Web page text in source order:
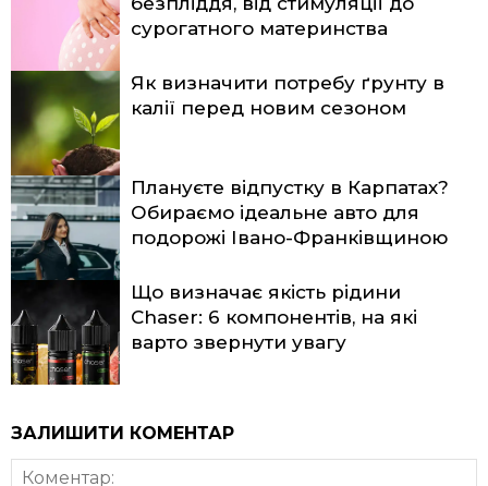
сурогатного материнства
Як визначити потребу ґрунту в
калії перед новим сезоном
Плануєте відпустку в Карпатах?
Обираємо ідеальне авто для
подорожі Івано-Франківщиною
Що визначає якість рідини
Chaser: 6 компонентів, на які
варто звернути увагу
ЗАЛИШИТИ КОМЕНТАР